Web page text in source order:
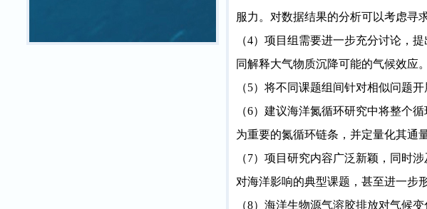
服力。对数据结果的分析可以考虑寻
（4）项目组需要进一步充分讨论，
同解释大气物质沉降可能的气候效应。
（5）将不同课题组间针对相似问题
（6）建议海洋氮循环研究中将整个
为重要的氮循环链条，并定量化其通量
（7）项目研究内容广泛新颖，同时
对海洋影响的典型课题，甚至进一步
（8）海洋生物源气溶胶排放对气候